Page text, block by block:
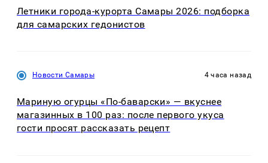
Летники города-курорта Самары 2026: подборка
для самарских гедонистов
Новости Самары 4 часа назад
Мариную огурцы «По-баварски» — вкуснее
магазинных в 100 раз: после первого укуса
гости просят рассказать рецепт